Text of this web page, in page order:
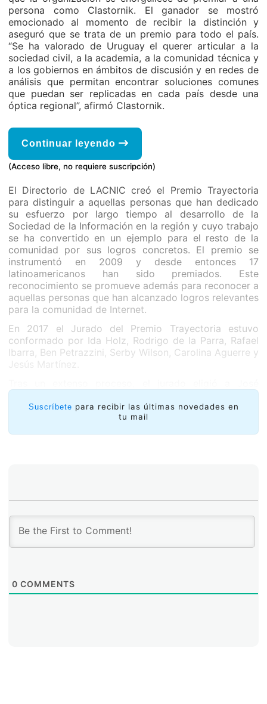
persona como Clastornik. El ganador se mostró
emocionado al momento de recibir la distinción y
aseguró que se trata de un premio para todo el país.
“Se ha valorado de Uruguay el querer articular a la
sociedad civil, a la academia, a la comunidad técnica y
a los gobiernos en ámbitos de discusión y en redes de
análisis que permitan encontrar soluciones comunes
que puedan ser replicadas en cada país desde una
óptica regional”, afirmó Clastornik.
Continuar leyendo
(Acceso libre, no requiere suscripción)
El Directorio de LACNIC creó el Premio Trayectoria
para distinguir a aquellas personas que han dedicado
su esfuerzo por largo tiempo al desarrollo de la
Sociedad de la Información en la región y cuyo trabajo
se ha convertido en un ejemplo para el resto de la
comunidad por sus logros concretos. El premio se
instrumentó en 2009 y desde entonces 17
latinoamericanos han sido premiados. Este
reconocimiento se promueve además para reconocer a
aquellas personas que han alcanzado logros relevantes
para la comunidad de Internet.
En 2017 el Jurado del Premio Trayectoria estuvo
conformado por Ida Holz, Rodrigo de la Parra, Rafael
Ibarra, Ben Petrazzini, Serby Wilson, Carolina Aguerre y
Jesús Martínez.
Clastornik luego de evaluar a todos los candidatos
postulados siguiendo criterios de impacto, innovación,
alcance, experiencia e influencia de sus actividades.
Suscríbete para recibir las últimas novedades en
tu mail
0 COMMENTS